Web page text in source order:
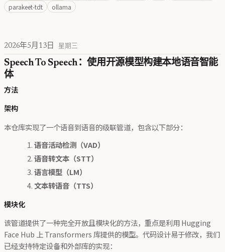
parakeet-tdt
ollama
2026年5月13日 星期三
Speech To Speech：使用开源模型构建本地语音智能
体
方法
架构
本仓库实现了一个语音到语音的级联管道，包含以下部分：
语音活动检测（VAD）
语音转文本（STT）
语言模型（LM）
文本转语音（TTS）
模块化
该管道提供了一种完全开放且模块化的方法，重点是利用 Hugging
Face Hub 上 Transformers 库提供的模型。代码设计易于修改，我们
已经支持特定设备和外部库的实现：